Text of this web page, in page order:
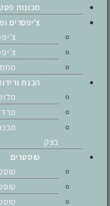
מכונות
צ'יפסרים
הכנת
בצק
טוסטרים